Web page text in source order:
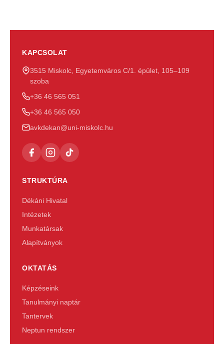
KAPCSOLAT
3515 Miskolc, Egyetemváros C/1. épület, 105–109
szoba
+36 46 565 051
+36 46 565 050
avkdekan@uni-miskolc.hu
STRUKTÚRA
Dékáni Hivatal
Intézetek
Munkatársak
Alapítványok
OKTATÁS
Képzéseink
Tanulmányi naptár
Tantervek
Neptun rendszer